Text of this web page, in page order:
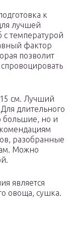
к
лучшей
с температурой
фактор
позволит
15 см. Лучший
длительного
большие, но и
разобранные
Можно
является
овоща, сушка.